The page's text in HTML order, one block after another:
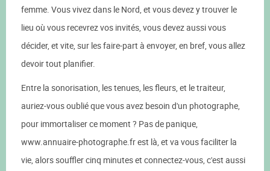
femme. Vous vivez dans le Nord, et vous devez y trouver le
lieu où vous recevrez vos invités, vous devez aussi vous
décider, et vite, sur les faire-part à envoyer, en bref, vous allez
devoir tout planifier.
Entre la sonorisation, les tenues, les fleurs, et le traiteur,
auriez-vous oublié que vous avez besoin d'un photographe,
pour immortaliser ce moment ? Pas de panique,
www.annuaire-photographe.fr est là, et va vous faciliter la
vie, alors souffler cinq minutes et connectez-vous, c'est aussi